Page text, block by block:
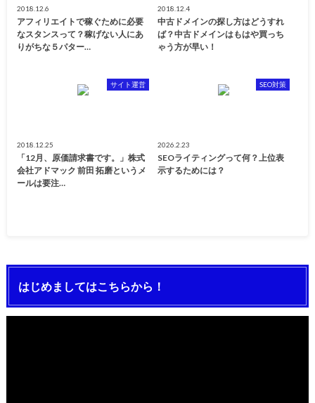
2018.12.6
アフィリエイトで稼ぐために必要
なスタンスって？稼げない人にあ
りがちな５パター…
2018.12.4
中古ドメインの探し方はどうすれ
ば？中古ドメインはもはや買っち
ゃう方が早い！
サイト運営
2018.12.25
「12月、原価請求書です。」株式
会社アドマック 前田 拓磨というメ
ールは要注…
SEO対策
2026.2.23
SEOライティングって何？上位表
示するためには？
はじめましてはこちらから！